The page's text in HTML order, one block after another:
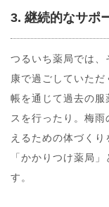
3. 継続的なサポ
つるいち薬局では、
康で過ごしていた
帳を通じて過去の服
スを行ったり。梅
えるための体づく
「かかりつけ薬局
す。